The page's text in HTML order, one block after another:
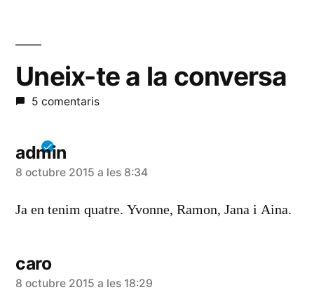
Uneix-te a la conversa
5 comentaris
admin
diu:
8 octubre 2015 a les 8:34
Ja en tenim quatre. Yvonne, Ramon, Jana i Aina.
caro
diu:
8 octubre 2015 a les 18:29